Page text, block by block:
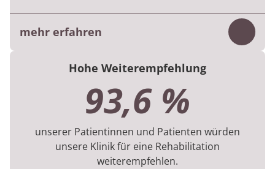
mehr erfahren
Die Bewertung basiert auf der digitalen
Patienten am Ende ihres Aufenthaltes
beantworten.
Die Ergebnisse beruhen auf 745 Befragungen
aus dem 1. Halbjahr 2026.
Hohe Weiterempfehlung
93,6 %
unserer Patientinnen und Patienten würden
unsere Klinik für eine Rehabilitation
weiterempfehlen.